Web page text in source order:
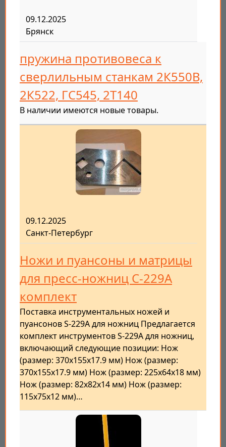
09.12.2025
Брянск
пружина противовеса к
сверлильным станкам 2К550В,
2К522, ГС545, 2Т140
В наличии имеются новые товары.
09.12.2025
Санкт-Петербург
Ножи и пуансоны и матрицы
для пресс-ножниц С-229А
комплект
Поставка инструментальных ножей и
пуансонов S-229A для ножниц Предлагается
комплект инструментов S-229A для ножниц,
включающий следующие позиции: Нож
(размер: 370x155x17.9 мм) Нож (размер:
370x155x17.9 мм) Нож (размер: 225x64x18 мм)
Нож (размер: 82x82x14 мм) Нож (размер:
115x75x12 мм)…